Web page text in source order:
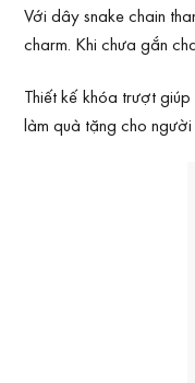
Với dây snake chain
charm. Khi chưa gắn
Thiết kế khóa trượt
làm quà tặng cho người